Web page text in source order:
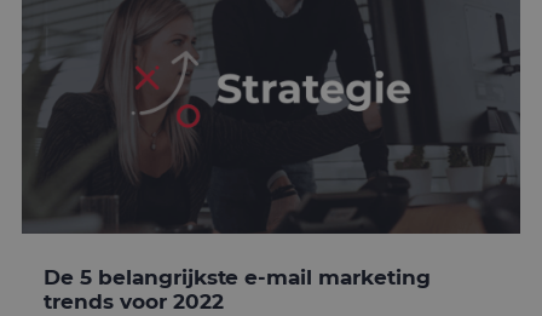
De 5 belangrijkste e-mail marketing
trends voor 2022